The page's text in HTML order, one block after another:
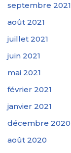
septembre 2021
août 2021
juillet 2021
juin 2021
mai 2021
février 2021
janvier 2021
décembre 2020
août 2020